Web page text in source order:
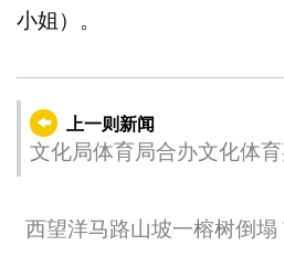
小姐）。
上一则新闻
文化局体育局合办文化体
西望洋马路山坡一榕树倒塌